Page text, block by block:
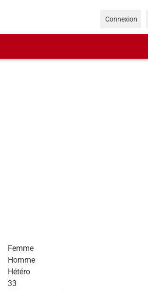
Connexion
Femme
Homme
Hétéro
33